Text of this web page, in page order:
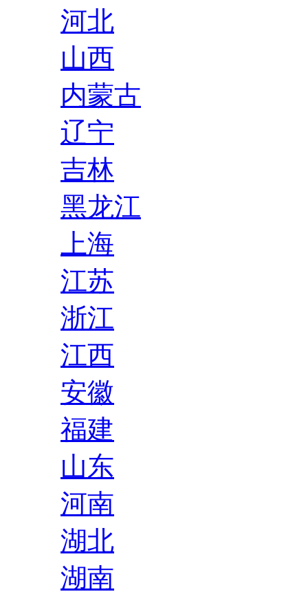
河北
山西
内蒙古
辽宁
吉林
黑龙江
上海
江苏
浙江
江西
安徽
福建
山东
河南
湖北
湖南